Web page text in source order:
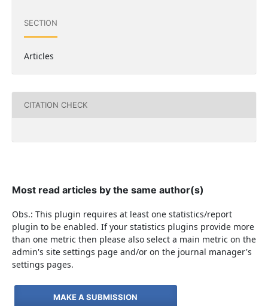
SECTION
Articles
CITATION CHECK
Most read articles by the same author(s)
Obs.: This plugin requires at least one statistics/report
plugin to be enabled. If your statistics plugins provide more
than one metric then please also select a main metric on the
admin's site settings page and/or on the journal manager's
settings pages.
MAKE A SUBMISSION